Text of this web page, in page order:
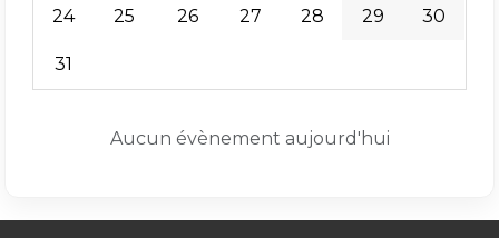
24 25 26 27 28 29 30
31
Aucun évènement aujourd'hui